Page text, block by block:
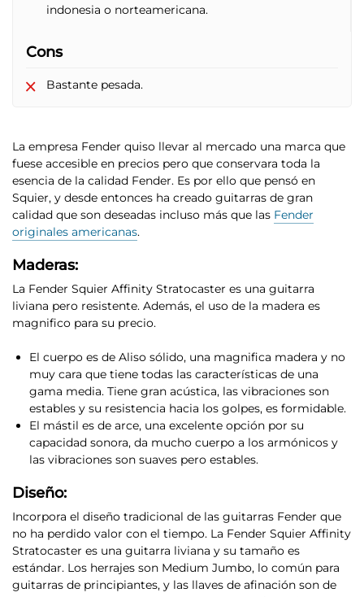
indonesia o norteamericana.
Cons
Bastante pesada.
La empresa Fender quiso llevar al mercado una marca que
fuese accesible en precios pero que conservara toda la
esencia de la calidad Fender. Es por ello que pensó en
Squier, y desde entonces ha creado guitarras de gran
calidad que son deseadas incluso más que las Fender
originales americanas.
Maderas:
La Fender Squier Affinity Stratocaster es una guitarra
liviana pero resistente. Además, el uso de la madera es
magnifico para su precio.
El cuerpo es de Aliso sólido, una magnifica madera y no
muy cara que tiene todas las características de una
gama media. Tiene gran acústica, las vibraciones son
estables y su resistencia hacia los golpes, es formidable.
El mástil es de arce, una excelente opción por su
capacidad sonora, da mucho cuerpo a los armónicos y
las vibraciones son suaves pero estables.
Diseño:
Incorpora el diseño tradicional de las guitarras Fender que
no ha perdido valor con el tiempo. La Fender Squier Affinity
Stratocaster es una guitarra liviana y su tamaño es
estándar. Los herrajes son Medium Jumbo, lo común para
guitarras de principiantes, y las llaves de afinación son de